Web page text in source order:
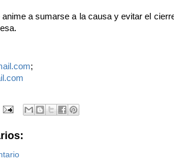
a sumarse a la causa y evitar el
;